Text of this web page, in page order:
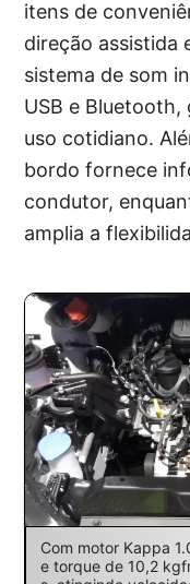
itens de
direção assistida
sistema de som
USB e
uso cotidiano.
bordo fornece
condutor,
amplia a
Com motor Kappa
e torque de 10,2